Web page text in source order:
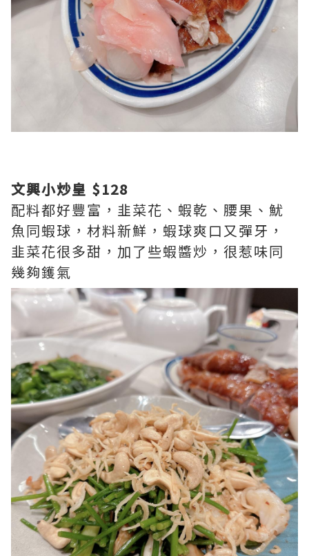
文興小炒皇 $128
配料都好豐富，韭菜花、蝦乾、腰果、魷
魚同蝦球，材料新鮮，蝦球爽口又彈牙，
韭菜花很多甜，加了些蝦醬炒，很惹味同
幾夠鑊氣